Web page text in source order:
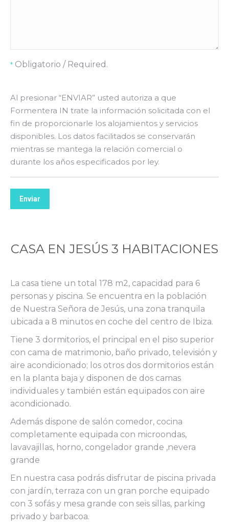
* Obligatorio / Required.
Al presionar “ENVIAR” usted autoriza a que
Formentera IN trate la información solicitada con el
fin de proporcionarle los alojamientos y servicios
disponibles. Los datos facilitados se conservarán
mientras se mantega la relación comercial o
durante los años especificados por ley.
Enviar
CASA EN JESÚS 3 HABITACIONES
La casa tiene un total 178 m2, capacidad para 6
personas y piscina. Se encuentra en la población
de Nuestra Señora de Jesús, una zona tranquila
ubicada a 8 minutos en coche del centro de Ibiza.
Tiene 3 dormitorios, el principal en el piso superior
con cama de matrimonio, baño privado, televisión y
aire acondicionado; los otros dos dormitorios están
en la planta baja y disponen de dos camas
individuales y también están equipados con aire
acondicionado.
Además dispone de salón comedor, cocina
completamente equipada con microondas,
lavavajillas, horno, congelador grande ,nevera
grande
En nuestra casa podrás disfrutar de piscina privada
con jardín, terraza con un gran porche equipado
con 3 sofás y mesa grande con seis sillas, parking
privado y barbacoa.